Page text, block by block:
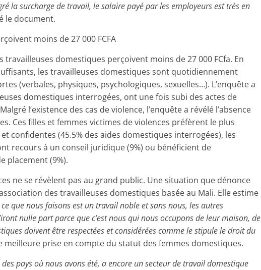
la surcharge de travail, le salaire payé par les employeurs est très en
le document.
moins de 27 000 FCFA
travailleuses domestiques perçoivent moins de 27 000 FCfa. En
les travailleuses domestiques sont quotidiennement
(verbales, physiques, psychologiques, sexuelles…). L’enquête a
domestiques interrogées, ont une fois subi des actes de
l’existence des cas de violence, l’enquête a révélé l’absence
Ces filles et femmes victimes de violences préfèrent le plus
confidentes (45.5% des aides domestiques interrogées), les
recours à un conseil juridique (9%) ou bénéficient de
placement (9%).
ne se révèlent pas au grand public. Une situation que dénonce
des travailleuses domestiques basée au Mali. Elle estime
que nous faisons est un travail noble et sans nous, les autres
nulle part parce que c’est nous qui nous occupons de leur maison, de
doivent être respectées et considérées comme le stipule le droit du
meilleure prise en compte du statut des femmes domestiques.
des pays où nous avons été, a encore un secteur de travail domestique